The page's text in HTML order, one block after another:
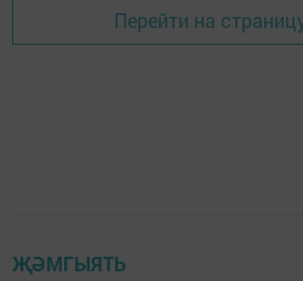
Перейти на
ҖӘМГЫЯТЬ